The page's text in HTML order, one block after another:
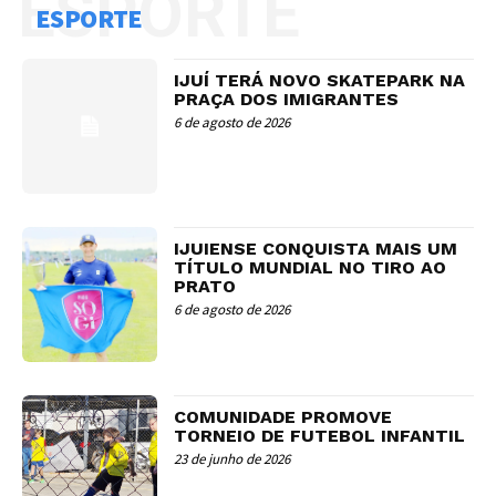
ESPORTE
IJUÍ TERÁ NOVO SKATEPARK NA
PRAÇA DOS IMIGRANTES
6 de agosto de 2026
IJUIENSE CONQUISTA MAIS UM
TÍTULO MUNDIAL NO TIRO AO
PRATO
6 de agosto de 2026
COMUNIDADE PROMOVE
TORNEIO DE FUTEBOL INFANTIL
23 de junho de 2026